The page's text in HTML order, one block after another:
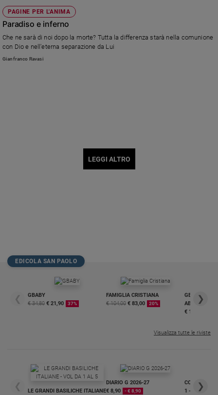
PAGINE PER L'ANIMA
Paradiso e inferno
Che ne sarà di noi dopo la morte? Tutta la differenza starà nella comunione
con Dio e nell'eterna separazione da Lui
Gianfranco Ravasi
LEGGI ALTRO
EDICOLA SAN PAOLO
❮
GBABY
€ 34,80 € 21,90 37%
FAMIGLIA CRISTIANA
€ 104,00 € 83,00 20%
GBABY
€ 16,99
❯
Visualizza tutte le riviste
❮
LE GRANDI BASILICHE ITALIANE
DIARIO G 2026-27
€ 8,90
- € 8,90
COLLANA
1 - 2
❯